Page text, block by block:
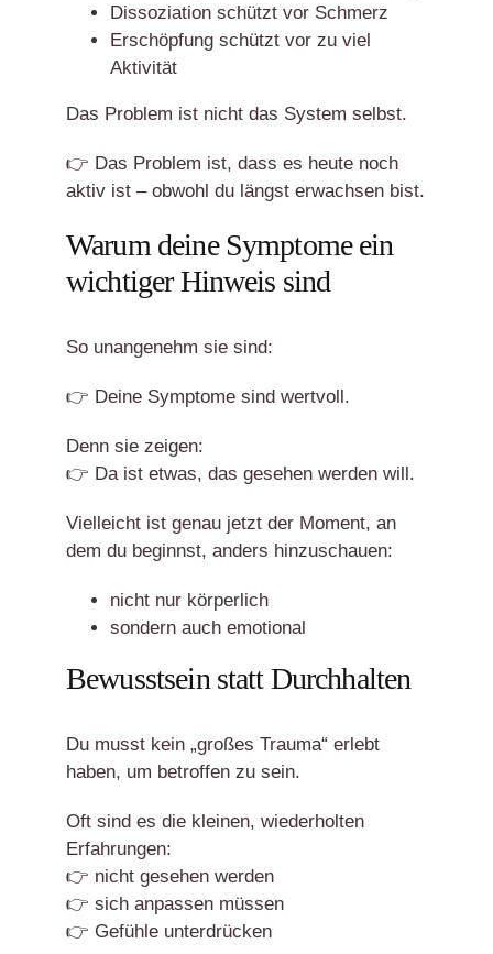
Dissoziation schützt vor Schmerz
Erschöpfung schützt vor zu viel
Aktivität
Das Problem ist nicht das System selbst.
👉 Das Problem ist, dass es heute noch
aktiv ist – obwohl du längst erwachsen bist.
Warum deine Symptome ein
wichtiger Hinweis sind
So unangenehm sie sind:
👉 Deine Symptome sind wertvoll.
Denn sie zeigen:
👉 Da ist etwas, das gesehen werden will.
Vielleicht ist genau jetzt der Moment, an
dem du beginnst, anders hinzuschauen:
nicht nur körperlich
sondern auch emotional
Bewusstsein statt Durchhalten
Du musst kein „großes Trauma“ erlebt
haben, um betroffen zu sein.
Oft sind es die kleinen, wiederholten
Erfahrungen:
👉 nicht gesehen werden
👉 sich anpassen müssen
👉 Gefühle unterdrücken